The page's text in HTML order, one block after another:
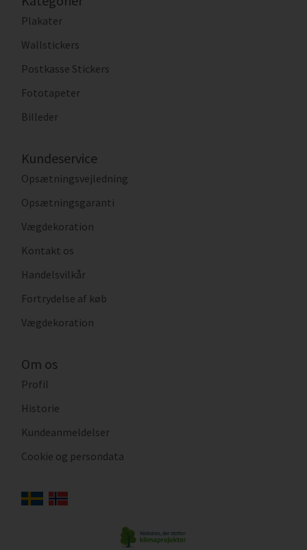
Plakater
Wallstickers
Postkasse Stickers
Fototapeter
Billeder
Kundeservice
Opsætningsvejledning
Opsætningsgaranti
Vægdekoration
Kontakt os
Handelsvilkår
Fortrydelse af køb
Vægdekoration
Om os
Profil
Historie
Kundeanmeldelser
Cookie og persondata